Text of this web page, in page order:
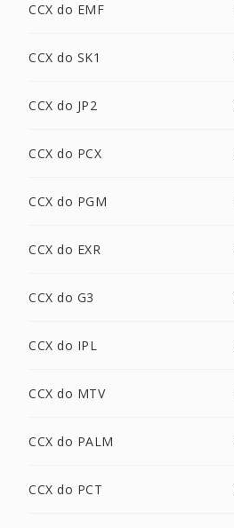
CCX do EMF
CCX do SK1
CCX do JP2
CCX do PCX
CCX do PGM
CCX do EXR
CCX do G3
CCX do IPL
CCX do MTV
CCX do PALM
CCX do PCT